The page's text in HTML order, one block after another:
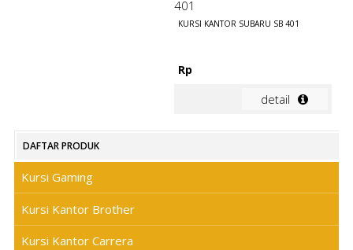
KURSI KANTOR SUBARU SB 401
Rp
detail
DAFTAR PRODUK
Kursi Gaming
Kursi Kantor Brother
Kursi Kantor Carrera